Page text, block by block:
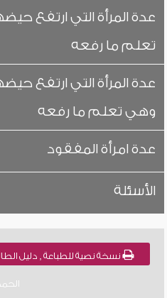
عدة المرأة التي ارتفع
تعلم ما رفعه
عدة المرأة التي ارتفع
وهي تعلم ما رفعه
عدة امرأة المفقود
الأسئلة